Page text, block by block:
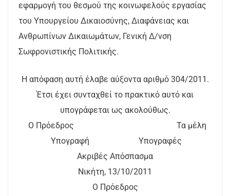
εφαρμογή του θεσμού της κοινωφελούς εργασίας
του Υπουργείου Δικαιοσύνης, Διαφάνειας και
Ανθρωπίνων Δικαιωμάτων, Γενική Δ/νση
Σωφρονιστικής Πολιτικής.
Η απόφαση αυτή έλαβε αύξοντα αριθμό 304/2011.
Έτσι έχει συνταχθεί το πρακτικό αυτό και
υπογράφεται ως ακολούθως.
Ο Πρόεδρος Τα μέλη
Υπογραφή Υπογραφές
Ακριβές Απόσπασμα
Νικήτη, 13/10/2011
Ο Πρόεδρος